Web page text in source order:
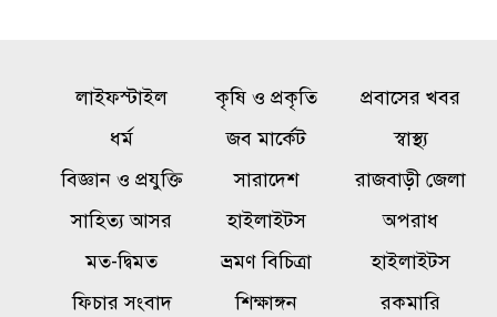
জাবিতে প্রকাশ্যে ঘুরছেন জুলাই
হামলায় বহিষ্কৃত ছাত্রলীগকর্মী,
দেওয়ার অভিযোগ
রাজবাড়ীতে গাভী পালন বিষয়ক
লাইফস্টাইল কৃষি ও প্রকৃতি
প্রবাসের খবর
ধর্ম
জব মার্কেট
স্বাস্থ্য
বিজ্ঞান ও প্রযুক্তি
সারাদেশ
রাজবাড়ী জেলা
সাহিত্য আসর
হাইলাইটস
অপরাধ
মত-দ্বিমত
ভ্রমণ বিচিত্রা
হাইলাইটস
ফিচার সংবাদ
শিক্ষাঙ্গন রকমারি